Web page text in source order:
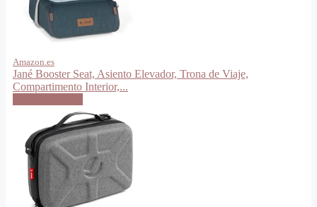
Amazon.es
Jané Booster Seat, Asiento Elevador, Trona de Viaje,
Compartimento Interior,...